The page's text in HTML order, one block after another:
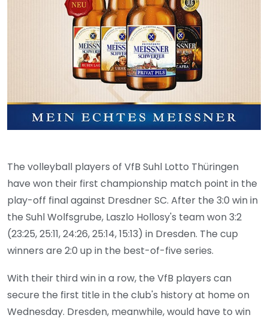
The volleyball players of VfB Suhl Lotto Thüringen
have won their first championship match point in the
play-off final against Dresdner SC. After the 3:0 win in
the Suhl Wolfsgrube, Laszlo Hollosy's team won 3:2
(23:25, 25:11, 24:26, 25:14, 15:13) in Dresden. The cup
winners are 2:0 up in the best-of-five series.
With their third win in a row, the VfB players can
secure the first title in the club's history at home on
Wednesday. Dresden, meanwhile, would have to win